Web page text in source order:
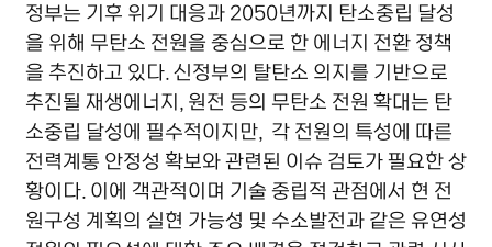
정부는 기후 위기 대응과 2050년까지 탄소중립 달성
을 위해 무탄소 전원을 중심으로 한 에너지 전환 정책
을 추진하고 있다. 신정부의 탈탄소 의지를 기반으로
추진될 재생에너지, 원전 등의 무탄소 전원 확대는 탄
소중립 달성에 필수적이지만, 각 전원의 특성에 따른
전력계통 안정성 확보와 관련된 이슈 검토가 필요한 상
황이다. 이에 객관적이며 기술 중립적 관점에서 현 전
원구성 계획의 실현 가능성 및 수소발전과 같은 유연성